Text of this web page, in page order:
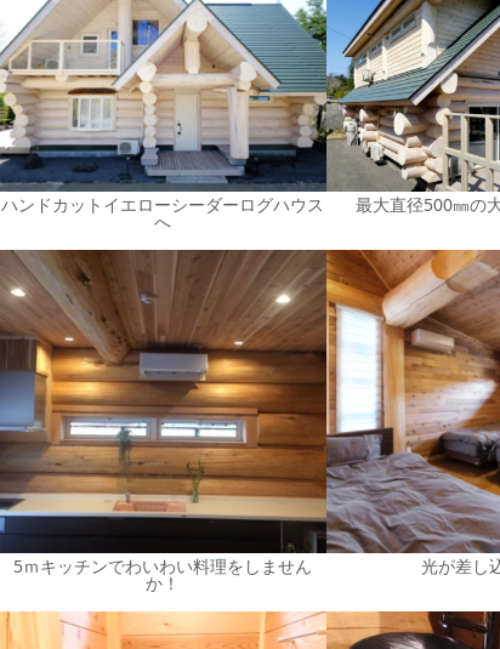
ハンドカットイエローシーダーログハウス
へ
最大直径500㎜の
5ｍキッチンでわいわい料理をしません
か！
光が差し